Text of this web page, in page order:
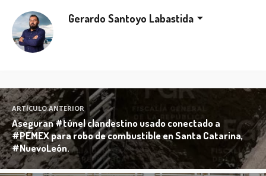
Gerardo Santoyo Labastida
ARTÍCULO ANTERIOR
Aseguran #túnel clandestino usado conectado a
#PEMEX para robo de combustible en Santa Catarina,
#NuevoLeón.